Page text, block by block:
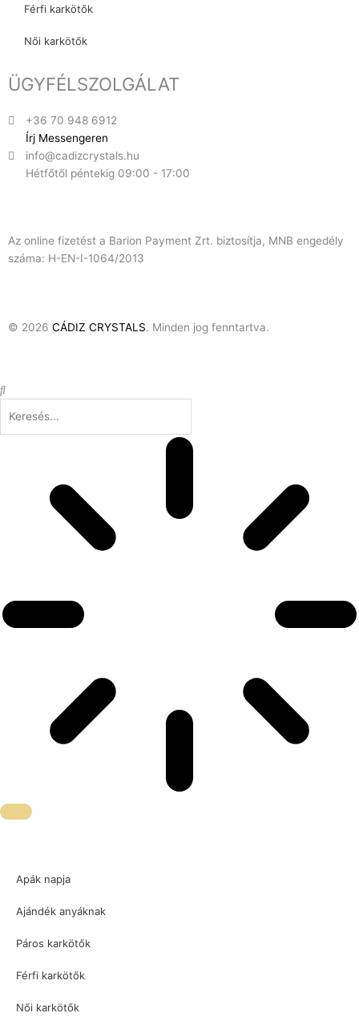
Férfi karkötők
Női karkötők
ÜGYFÉLSZOLGÁLAT
+36 70 948 6912
Írj Messengeren
info@cadizcrystals.hu
Hétfőtől péntekig 09:00 - 17:00
Az online fizetést a Barion Payment Zrt. biztosítja, MNB engedély
száma: H-EN-I-1064/2013
© 2026 CÁDIZ CRYSTALS. Minden jog fenntartva.
Keresés
Apák napja
Ajándék anyáknak
Páros karkötők
Férfi karkötők
Női karkötők